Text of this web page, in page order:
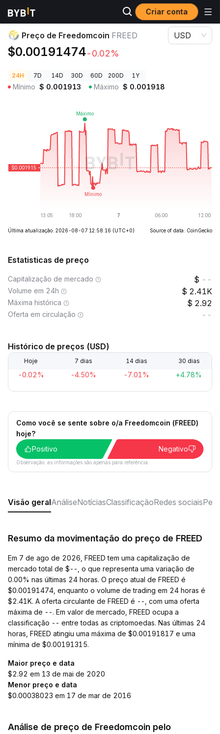
Criar conta
Preços de Criptomoedas Preço de Freedomcoin FREED
Preço de Freedomcoin FREED
$0.00191474-0.02%
USD
24H 7D 14D 30D 60D 200D 1Y
Mínimo $ 0.001913 Máximo $ 0.001918
Última atualização: 2026-08-07 12:58:16 (UTC+0) Source of data: CoinGecko
Estatisticas de preço
Capitalização de mercado --
Volume em 24h 2.41K
Máxima histórica 2.92
Oferta em circulação --
Histórico de preços (USD)
Hoje 7 dias 14 dias 30 dias
-0.02% -4.50% -7.01% +4.78%
Como você se sente sobre o/a Freedomcoin (FREED)
hoje?
Positivo
Negativo
Observação: as informações são apenas para referência.
Visão geralAnáliseNotíciasClassificaçãoRedes sociais
Resumo da movimentação do preço de FREED
Em 7 de ago de 2026, FREED tem uma capitalização de
mercado total de $--, o que representa uma variação de
0.00% nas últimas 24 horas. O preço atual de FREED é
$0.00191474, enquanto o volume de trading em 24 horas é
$2.41K. A oferta circulante de FREED é --, com uma oferta
máxima de --. Em valor de mercado, FREED ocupa a
classificação -- entre todas as criptomoedas. Nas últimas 24
horas, FREED atingiu uma máxima de $0.00191817 e uma
mínima de $0.00191315.
Maior preço e data
$2.92 em 13 de mai de 2020
Menor preço e data
$0.00038023 em 17 de mar de 2016
Análise de preço de Freedomcoin pelo